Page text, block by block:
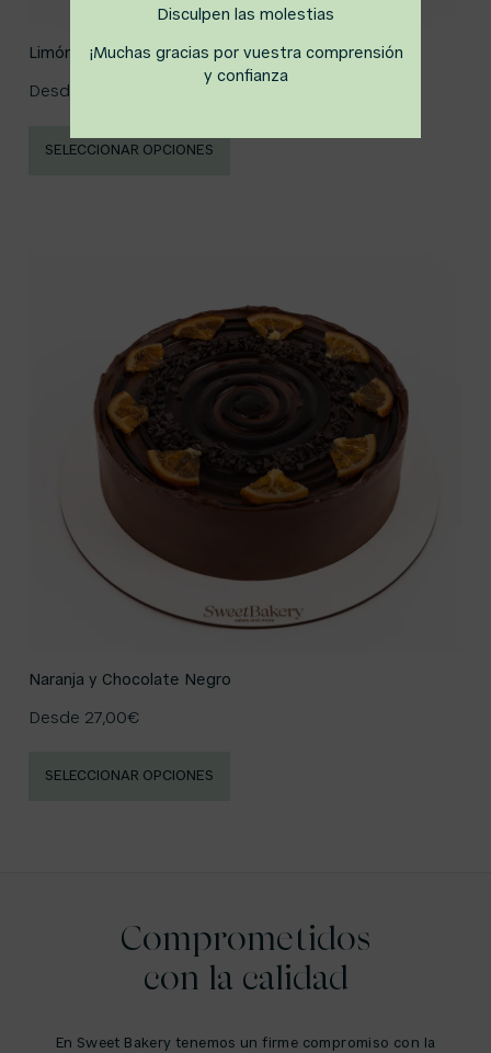
Limón y Frutos Rojos
Desde
SELECCIONAR OPCIONES
Naranja y Chocolate Negro
Desde 27,00€
SELECCIONAR OPCIONES
Comprometidos
con la calidad
En Sweet Bakery tenemos un firme compromiso con la
Disculpen las molestias
¡Muchas gracias por vuestra comprensión
y confianza